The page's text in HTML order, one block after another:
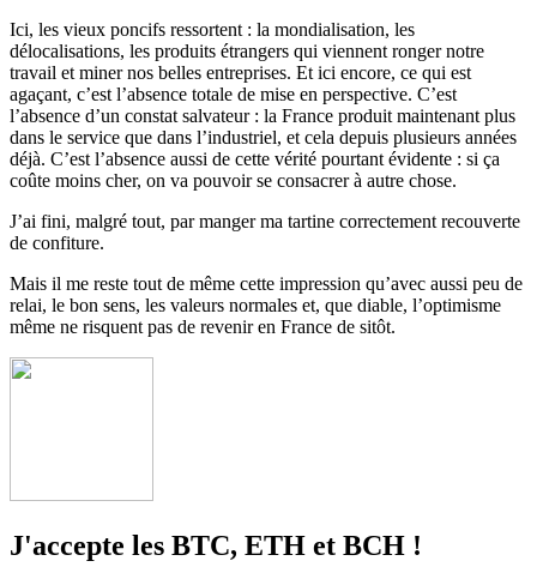
Ici, les vieux poncifs ressortent : la mondialisation, les
délocalisations, les produits étrangers qui viennent ronger notre
travail et miner nos belles entreprises. Et ici encore, ce qui est
agaçant, c’est l’absence totale de mise en perspective. C’est
l’absence d’un constat salvateur : la France produit maintenant plus
dans le service que dans l’industriel, et cela depuis plusieurs années
déjà. C’est l’absence aussi de cette vérité pourtant évidente : si ça
coûte moins cher, on va pouvoir se consacrer à autre chose.
J’ai fini, malgré tout, par manger ma tartine correctement recouverte
de confiture.
Mais il me reste tout de même cette impression qu’avec aussi peu de
relai, le bon sens, les valeurs normales et, que diable, l’optimisme
même ne risquent pas de revenir en France de sitôt.
J'accepte les BTC, ETH et BCH !